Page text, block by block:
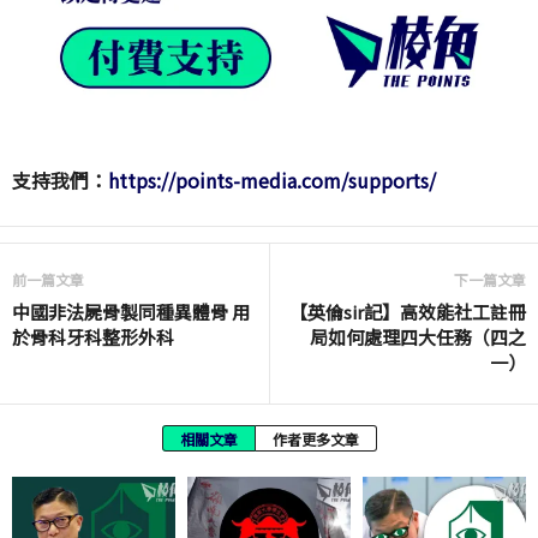
支持我們： https://points-media.com/supports/
前一篇文章
中國非法屍骨製同種異體骨 用
於骨科牙科整形外科
下一篇文章
【英倫sir記】高效能社工註冊
局如何處理四大任務（四之
一）
相關文章 作者更多文章